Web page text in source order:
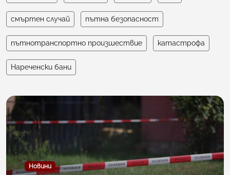
смъртен случай пътна безопасност
пътнотранспортно произшествие катастрофа
Нареченски бани
Новини